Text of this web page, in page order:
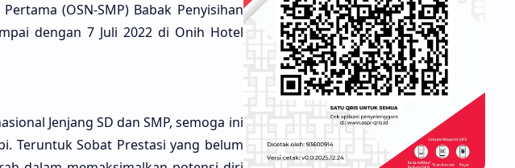
(OSN-SMP) Babak Penyisihan
dengan 7 Juli 2022 di Onih Hotel
Jenjang SD dan SMP, semoga ini
Teruntuk Sobat Prestasi yang belum